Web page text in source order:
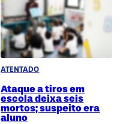
ATENTADO
Ataque a tiros em
escola deixa seis
mortos; suspeito era
aluno